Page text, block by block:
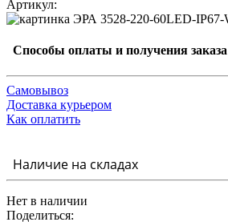
Артикул:
Способы оплаты и получения заказа
Самовывоз
Доставка курьером
Как оплатить
Наличие на складах
Нет в наличии
Поделиться: